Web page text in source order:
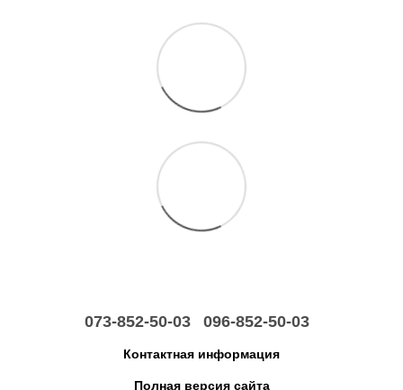
073-852-50-03 096-852-50-03
Контактная информация
Полная версия сайта